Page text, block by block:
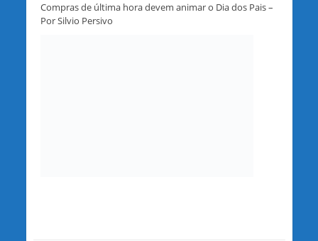
Compras de última hora devem animar o Dia dos Pais –
Por Silvio Persivo